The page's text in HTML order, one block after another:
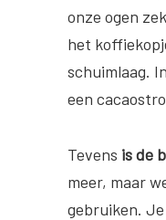
onze ogen
het
schuimlaag.
een
Tevens is de
meer, maar
gebruiken.